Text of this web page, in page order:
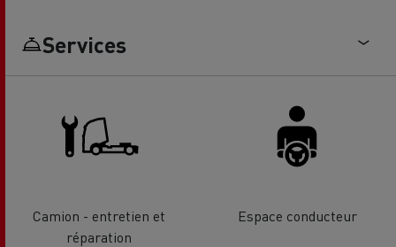
Services
Camion - entretien et
réparation
Espace conducteur